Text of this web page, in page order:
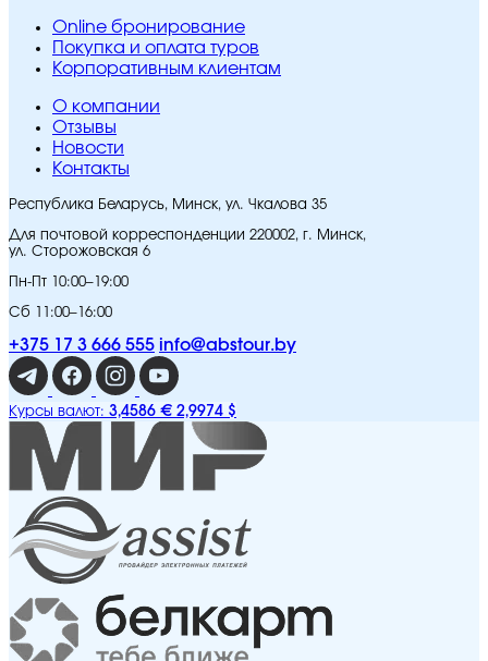
Online бронирование
Покупка и оплата туров
Корпоративным клиентам
O компании
Отзывы
Новости
Контакты
Республика Беларусь, Минск, ул. Чкалова 35
Для почтовой корреспонденции 220002, г. Минск,
ул. Сторожовская 6
Пн-Пт 10:00–19:00
Сб 11:00–16:00
+375 17 3 666 555 info@abstour.by
Курсы валют: 3,4586 € 2,9974 $